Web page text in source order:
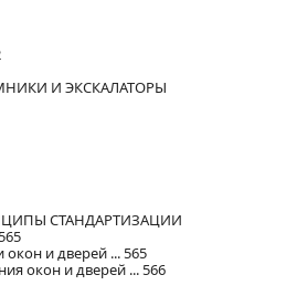
И ЭКСКАЛАТОРЫ
СТАНДАРТИЗАЦИИ
и дверей ... 565
окон и дверей ... 566